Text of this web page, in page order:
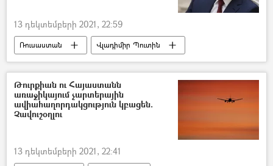
13 դեկտեմբերի 2021, 22:59
Ռուսաստան
Վլադիմիր Պուտին
Մեծ Բրիտանիա
Բորիս Ջոնսոն
Թուրքիան ու Հայաստանն
առաջիկայում չարտերային
ավիահաղորդակցություն կբացեն.
Չավուշօղլու
13 դեկտեմբերի 2021, 22:41